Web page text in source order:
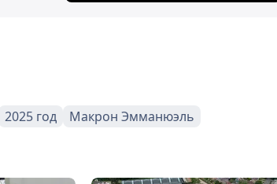
2025 год Макрон Эмманюэль